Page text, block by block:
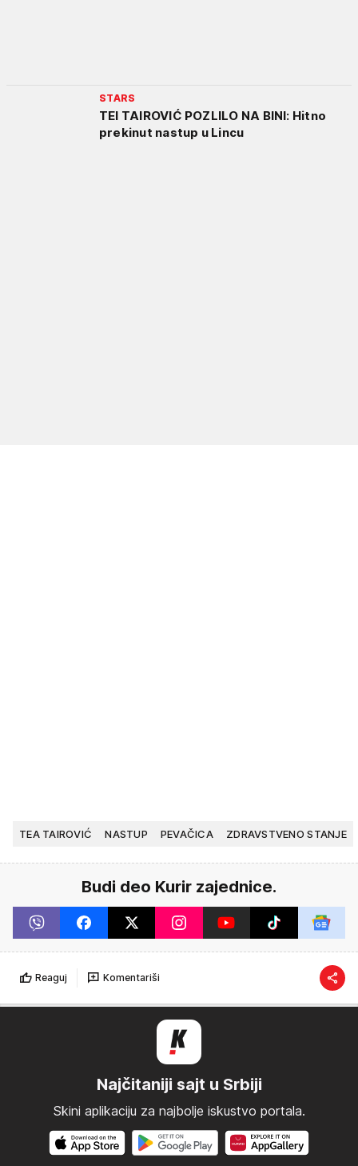
STARS
TEI TAIROVIĆ POZLILO NA BINI: Hitno
prekinut nastup u Lincu
TEA TAIROVIĆ NASTUP PEVAČICA ZDRAVSTVENO STANJE
Budi deo Kurir zajednice.
Reaguj Komentariši
Najčitaniji sajt u Srbiji
Skini aplikaciju za najbolje iskustvo portala.